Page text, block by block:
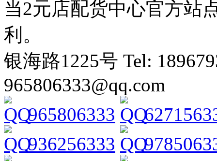
当2元店配货中心官方站
利。
银海路1225号 Tel:
965806333@qq.com
965806333
936256333